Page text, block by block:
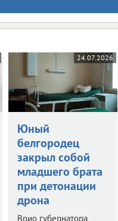
24.07.2026
Юный
белгородец
закрыл собой
младшего брата
при детонации
дрона
Врио губернатора